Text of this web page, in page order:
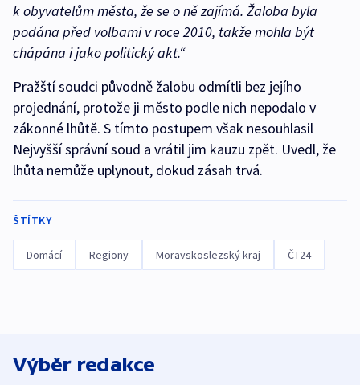
k obyvatelům města, že se o ně zajímá. Žaloba byla
podána před volbami v roce 2010, takže mohla být
chápána i jako politický akt.“
Pražští soudci původně žalobu odmítli bez jejího
projednání, protože ji město podle nich nepodalo v
zákonné lhůtě. S tímto postupem však nesouhlasil
Nejvyšší správní soud a vrátil jim kauzu zpět. Uvedl, že
lhůta nemůže uplynout, dokud zásah trvá.
ŠTÍTKY
Domácí Regiony Moravskoslezský kraj ČT24
Výběr redakce